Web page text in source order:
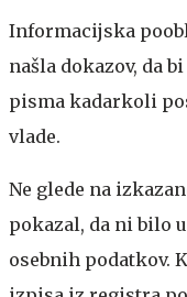
Informacijska
našla dokazov, da
pisma kadarkoli
vlade.
Ne glede na
pokazal, da ni bilo
osebnih podatkov.